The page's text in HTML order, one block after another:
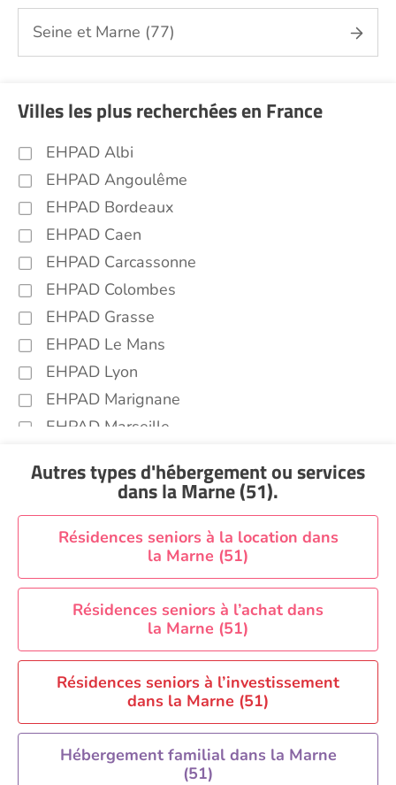
Seine et Marne (77)
Villes les plus recherchées en France
EHPAD Albi
EHPAD Angoulême
EHPAD Bordeaux
EHPAD Caen
EHPAD Carcassonne
EHPAD Colombes
EHPAD Grasse
EHPAD Le Mans
EHPAD Lyon
EHPAD Marignane
EHPAD Marseille
EHPAD Nantes
EHPAD Paris
EHPAD Royan
EHPAD Saint-Etienne
EHPAD Toulouse
EHPAD Tours
EHPAD Troyes
Recherche par ville
Autres types d'hébergement ou services
dans la Marne (51).
Résidences seniors à la location dans
la Marne (51)
Résidences seniors à l’achat dans
la Marne (51)
Résidences seniors à l’investissement
dans la Marne (51)
Hébergement familial dans la Marne
(51)